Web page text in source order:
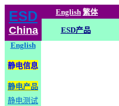
ESD
China
English 繁体
ESD产品
English
静电信息
静电产品
静电测试